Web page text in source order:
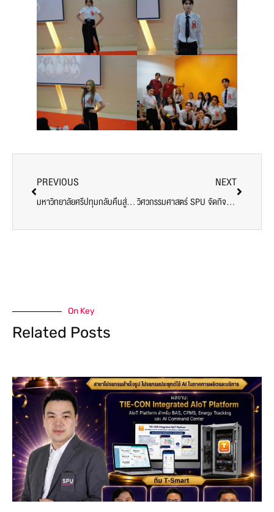
PREVIOUS
มหาวิทยาลัยศรีปทุมกลับคืนสู่ชุมชนบางบัว เดินหน้าประชาสัมพันธ์เส้นทางเดินเท้า ชวนคนเมืองเลือกการเดินที่ปลอดภัยและเชื่อมโยงชุมชน
NEXT
วิศวกรรมศาสตร์ SPU จัดกิจกรรม “SPUSOE Freshy Competition Day 2026” สร้างมิตรภาพและทักษะการทำงานเป็นทีมแก่นักศึกษาใหม่
On Key
Related Posts